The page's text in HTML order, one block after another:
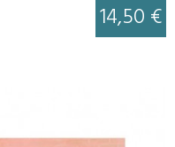
14,50 €